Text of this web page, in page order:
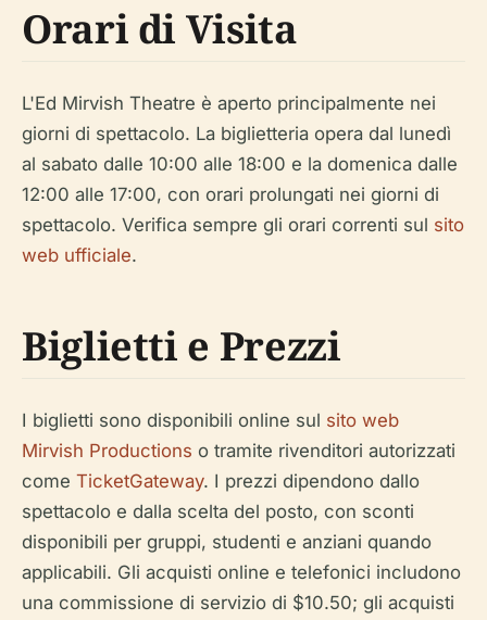
Orari di Visita
L'Ed Mirvish Theatre è aperto principalmente nei
giorni di spettacolo. La biglietteria opera dal lunedì
al sabato dalle 10:00 alle 18:00 e la domenica dalle
12:00 alle 17:00, con orari prolungati nei giorni di
spettacolo. Verifica sempre gli orari correnti sul sito
web ufficiale.
Biglietti e Prezzi
I biglietti sono disponibili online sul sito web
Mirvish Productions o tramite rivenditori autorizzati
come TicketGateway. I prezzi dipendono dallo
spettacolo e dalla scelta del posto, con sconti
disponibili per gruppi, studenti e anziani quando
applicabili. Gli acquisti online e telefonici includono
una commissione di servizio di $10.50; gli acquisti